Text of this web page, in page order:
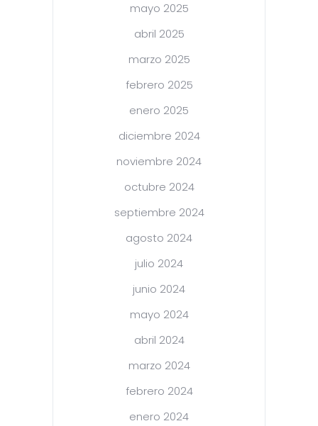
mayo 2025
abril 2025
marzo 2025
febrero 2025
enero 2025
diciembre 2024
noviembre 2024
octubre 2024
septiembre 2024
agosto 2024
julio 2024
junio 2024
mayo 2024
abril 2024
marzo 2024
febrero 2024
enero 2024